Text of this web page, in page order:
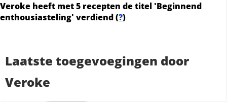
Veroke heeft met 5 recepten de titel 'Beginnend
enthousiasteling' verdiend (?)
Laatste toegevoegingen door
Veroke